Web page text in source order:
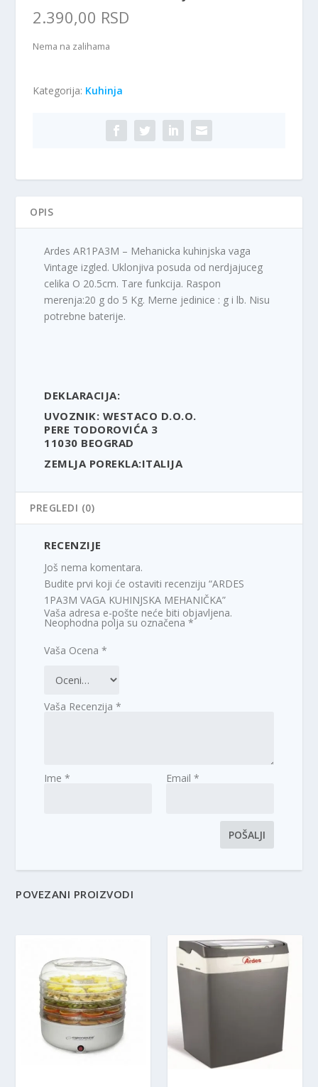
2.390,00 RSD
Nema na zalihama
Kategorija: Kuhinja
OPIS
Ardes AR1PA3M – Mehanicka kuhinjska vaga
Vintage izgled. Uklonjiva posuda od nerdjajuceg
celika O 20.5cm. Tare funkcija. Raspon
merenja:20 g do 5 Kg. Merne jedinice : g i lb. Nisu
potrebne baterije.
DEKLARACIJA:
UVOZNIK: WESTACO D.O.O.
PERE TODOROVIĆA 3
11030 BEOGRAD
ZEMLJA POREKLA:ITALIJA
PREGLEDI (0)
RECENZIJE
Još nema komentara.
Budite prvi koji će ostaviti recenziju “ARDES
1PA3M VAGA KUHINJSKA MEHANIČKA”
Vaša adresa e-pošte neće biti objavljena.
Neophodna polja su označena*
Vaša Ocena*
Vaša Recenzija*
Ime* Email *
POVEZANI PROIZVODI